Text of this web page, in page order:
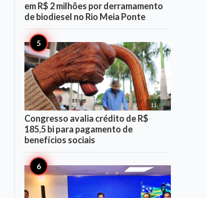
em R$ 2 milhões por derramamento
de biodiesel no Rio Meia Ponte
11 
Congresso avalia crédito de R$
185,5 bi para pagamento de
benefícios sociais